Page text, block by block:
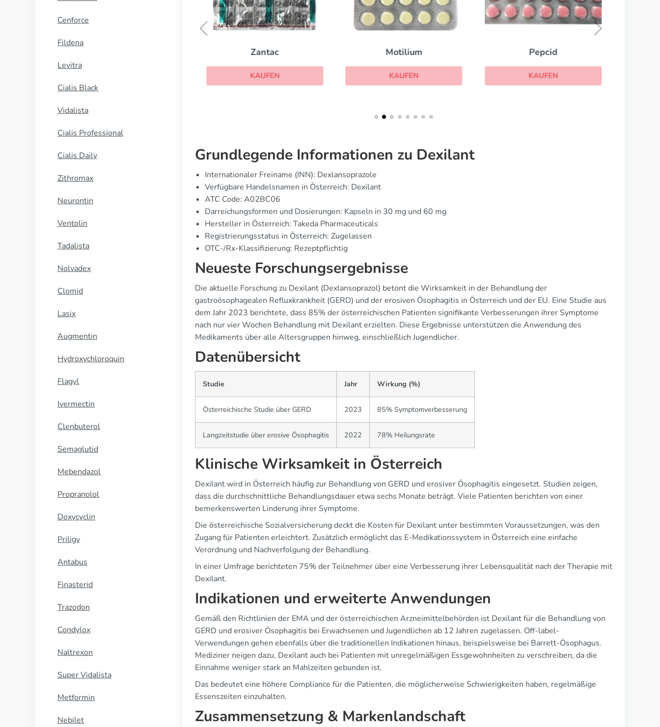
Cenforce
Fildena
Levitra
Cialis Black
Vidalista
Cialis Professional
Cialis Daily
Zithromax
Neurontin
Ventolin
Tadalista
Nolvadex
Clomid
Lasix
Augmentin
Hydroxychloroquin
Flagyl
Ivermectin
Clenbuterol
Semaglutid
Mebendazol
Propranolol
Doxycyclin
Priligy
Antabus
Finasterid
Trazodon
Condylox
Naltrexon
Super Vidalista
Metformin
Nebilet
Zantac
KAUFEN
Motilium
KAUFEN
Pepcid
KAUFEN
Grundlegende Informationen zu Dexilant
Internationaler Freiname (INN): Dexlansoprazole
Verfügbare Handelsnamen in Österreich: Dexilant
ATC Code: A02BC06
Darreichungsformen und Dosierungen: Kapseln in 30 mg und 60 mg
Hersteller in Österreich: Takeda Pharmaceuticals
Registrierungsstatus in Österreich: Zugelassen
OTC-/Rx-Klassifizierung: Rezeptpflichtig
Neueste Forschungsergebnisse
Die aktuelle Forschung zu Dexilant (Dexlansoprazol) betont die Wirksamkeit in der Behandlung der
gastroösophagealen Refluxkrankheit (GERD) und der erosiven Ösophagitis in Österreich und der EU. Eine Studie aus
dem Jahr 2023 berichtete, dass 85% der österreichischen Patienten signifikante Verbesserungen ihrer Symptome
nach nur vier Wochen Behandlung mit Dexilant erzielten. Diese Ergebnisse unterstützen die Anwendung des
Medikaments über alle Altersgruppen hinweg, einschließlich Jugendlicher.
Datenübersicht
Studie Jahr Wirkung (%)
Österreichische Studie über GERD 2023 85% Symptomverbesserung
Langzeitstudie über erosive Ösophagitis 2022 78% Heilungsrate
Klinische Wirksamkeit in Österreich
Dexilant wird in Österreich häufig zur Behandlung von GERD und erosiver Ösophagitis eingesetzt. Studien zeigen,
dass die durchschnittliche Behandlungsdauer etwa sechs Monate beträgt. Viele Patienten berichten von einer
bemerkenswerten Linderung ihrer Symptome.
Die österreichische Sozialversicherung deckt die Kosten für Dexilant unter bestimmten Voraussetzungen, was den
Zugang für Patienten erleichtert. Zusätzlich ermöglicht das E-Medikationssystem in Österreich eine einfache
Verordnung und Nachverfolgung der Behandlung.
In einer Umfrage berichteten 75% der Teilnehmer über eine Verbesserung ihrer Lebensqualität nach der Therapie mit
Dexilant.
Indikationen und erweiterte Anwendungen
Gemäß den Richtlinien der EMA und der österreichischen Arzneimittelbehörden ist Dexilant für die Behandlung von
GERD und erosiver Ösophagitis bei Erwachsenen und Jugendlichen ab 12 Jahren zugelassen. Off-label-
Verwendungen gehen ebenfalls über die traditionellen Indikationen hinaus, beispielsweise bei Barrett-Ösophagus.
Mediziner neigen dazu, Dexilant auch bei Patienten mit unregelmäßigen Essgewohnheiten zu verschreiben, da die
Einnahme weniger stark an Mahlzeiten gebunden ist.
Das bedeutet eine höhere Compliance für die Patienten, die möglicherweise Schwierigkeiten haben, regelmäßige
Essenszeiten einzuhalten.
Zusammensetzung & Markenlandschaft